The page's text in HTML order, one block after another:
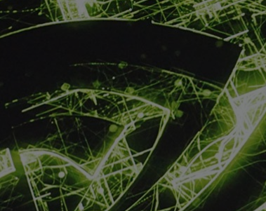
索宇宙起源。
of Durham University）代表DiRAC 高性能
面向大内存业务应用的核心，使科学家能够利用大
。InfiniBand是全球唯一的完全卸载通信并支持网
能将推动对宇宙中的暗物质、暗能量、黑洞以及星
，旨在满足科学界各种高性能计算的需求。它提供
设计和科研攻关中的各种需求。
AMD EPYC处理器的COSMA 8超级计算机，将采用